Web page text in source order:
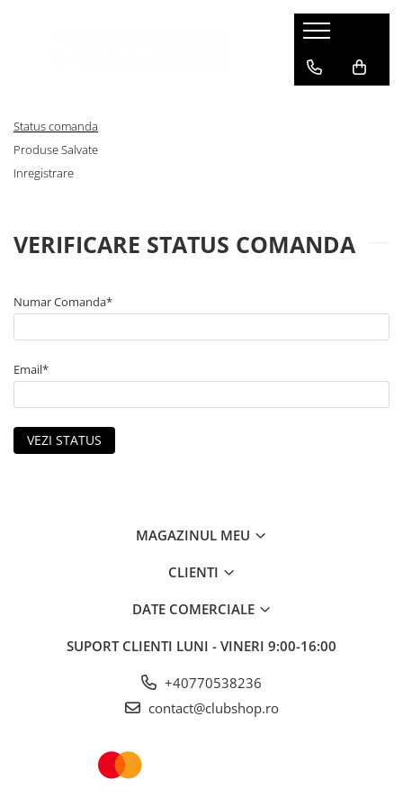
Status comanda
Produse Salvate
Inregistrare
VERIFICARE STATUS COMANDA
Numar Comanda*
Email*
VEZI STATUS
MAGAZINUL MEU
CLIENTI
DATE COMERCIALE
SUPORT CLIENTI LUNI - VINERI 9:00-16:00
+40770538236
contact@clubshop.ro